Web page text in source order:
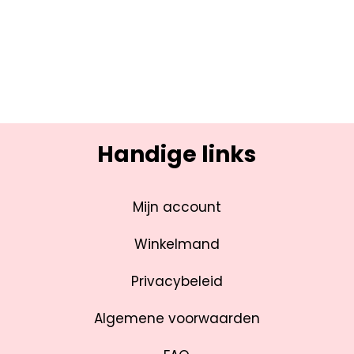
Handige links
Mijn account
Winkelmand
Privacybeleid
Algemene voorwaarden